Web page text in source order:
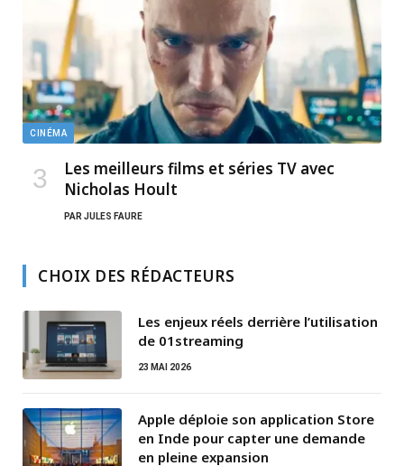
CINÉMA
Les meilleurs films et séries TV avec
Nicholas Hoult
PAR JULES FAURE
CHOIX DES RÉDACTEURS
Les enjeux réels derrière l’utilisation
de 01streaming
23 MAI 2026
Apple déploie son application Store
en Inde pour capter une demande
en pleine expansion